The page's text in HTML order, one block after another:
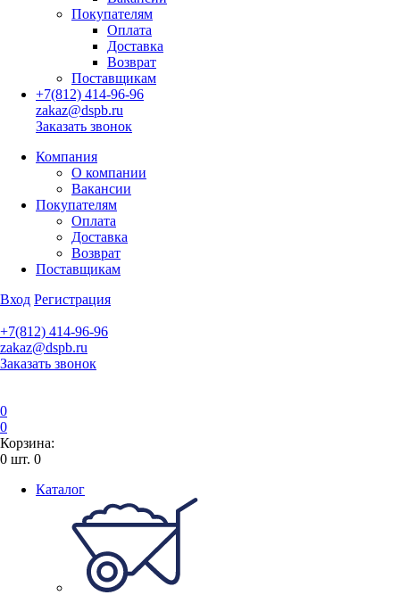
Покупателям
Оплата
Доставка
Возврат
Поставщикам
+7(812) 414-96-96
zakaz@dspb.ru
Заказать звонок
Компания
О компании
Вакансии
Покупателям
Оплата
Доставка
Возврат
Поставщикам
Вход Регистрация
+7(812) 414-96-96
zakaz@dspb.ru
Заказать звонок
0
0
Корзина:
0 шт. 0
Каталог